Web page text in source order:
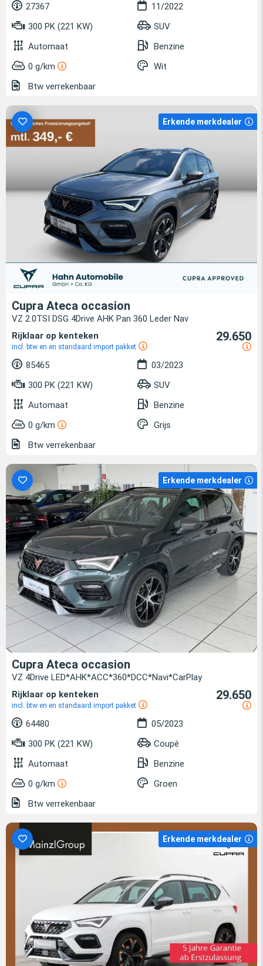
27367
11/2022
300 PK (221 KW)
SUV
Automaat
Benzine
0 g/km
Wit
Btw verrekenbaar
Erkende merkdealer
Cupra Ateca occasion
VZ 2.0TSI DSG 4Drive AHK Pan 360 Leder Nav
Rijklaar op kenteken
incl. btw en en standaard import pakket
29.650
85465
03/2023
300 PK (221 KW)
SUV
Automaat
Benzine
0 g/km
Grijs
Btw verrekenbaar
Erkende merkdealer
Cupra Ateca occasion
VZ 4Drive LED*AHK*ACC*360*DCC*Navi*CarPlay
Rijklaar op kenteken
incl. btw en en standaard import pakket
29.650
64480
05/2023
300 PK (221 KW)
Coupé
Automaat
Benzine
0 g/km
Groen
Btw verrekenbaar
Erkende merkdealer